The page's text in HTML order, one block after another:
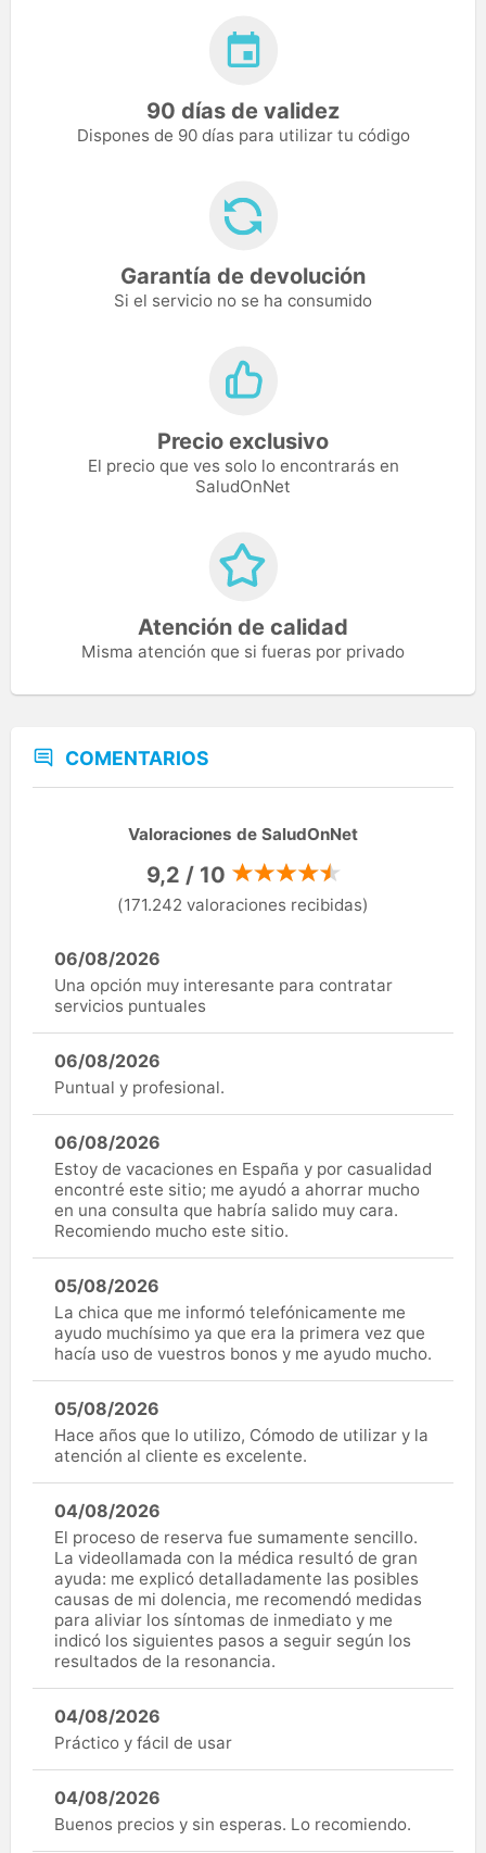
90 días de validez
Dispones de 90 días para utilizar tu código
Garantía de devolución
Si el servicio no se ha consumido
Precio exclusivo
El precio que ves solo lo encontrarás en
SaludOnNet
Atención de calidad
Misma atención que si fueras por privado
COMENTARIOS
Valoraciones de SaludOnNet
9,2 / 10
(171.242 valoraciones recibidas)
06/08/2026
Una opción muy interesante para contratar
servicios puntuales
06/08/2026
Puntual y profesional.
06/08/2026
Estoy de vacaciones en España y por casualidad
encontré este sitio; me ayudó a ahorrar mucho
en una consulta que habría salido muy cara.
Recomiendo mucho este sitio.
05/08/2026
La chica que me informó telefónicamente me
ayudo muchísimo ya que era la primera vez que
hacía uso de vuestros bonos y me ayudo mucho.
05/08/2026
Hace años que lo utilizo, Cómodo de utilizar y la
atención al cliente es excelente.
04/08/2026
El proceso de reserva fue sumamente sencillo.
La videollamada con la médica resultó de gran
ayuda: me explicó detalladamente las posibles
causas de mi dolencia, me recomendó medidas
para aliviar los síntomas de inmediato y me
indicó los siguientes pasos a seguir según los
resultados de la resonancia.
04/08/2026
Práctico y fácil de usar
04/08/2026
Buenos precios y sin esperas. Lo recomiendo.